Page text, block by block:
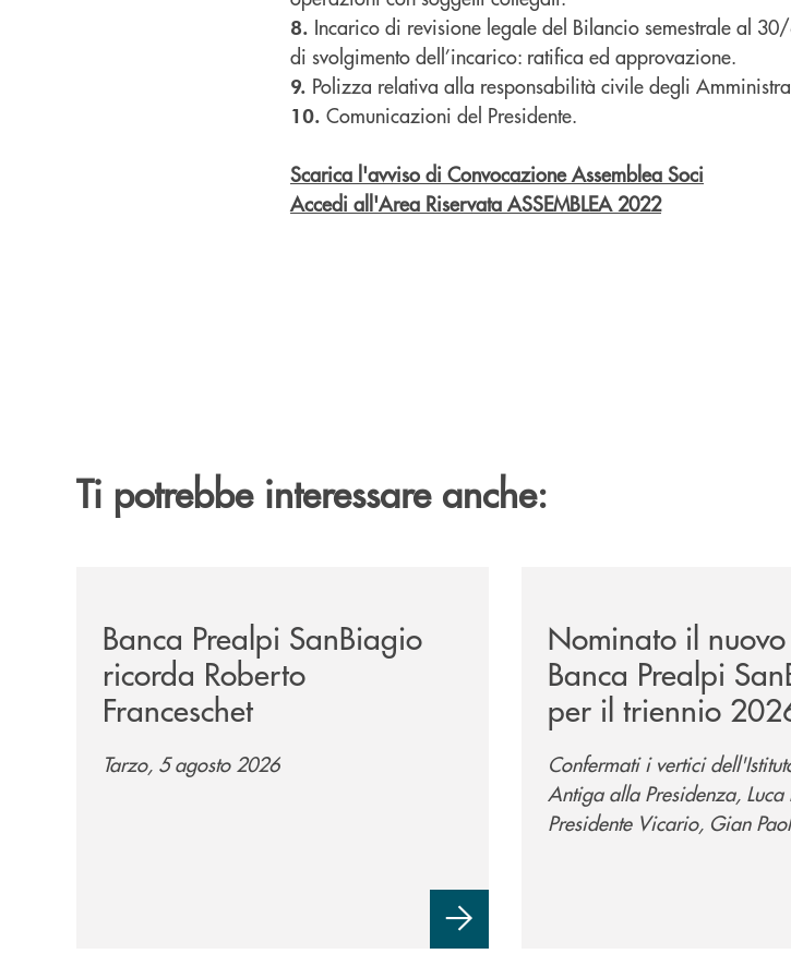
8. Incarico di revisione legale del Bilancio semestrale al
di svolgimento dell’incarico: ratifica ed approvazione.
9. Polizza relativa alla responsabilità civile degli
10. Comunicazioni del Presidente.
Scarica l'avviso di Convocazione Assemblea Soci
Accedi all'Area Riservata ASSEMBLEA 2022
Ti potrebbe interessare anche:
Banca Prealpi SanBiagio
ricorda Roberto
Franceschet
Tarzo, 5 agosto 2026
Nominato il
Banca Prealpi
per il triennio
Confermati i vertici
Antiga alla Presidenza, Luca
Presidente Vicario, Gian
ampliato a 13 componenti